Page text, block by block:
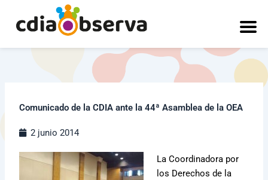
contenido
Comunicado de la CDIA ante la 44ª Asamblea de la OEA
2 junio 2014
La Coordinadora por
los Derechos de la